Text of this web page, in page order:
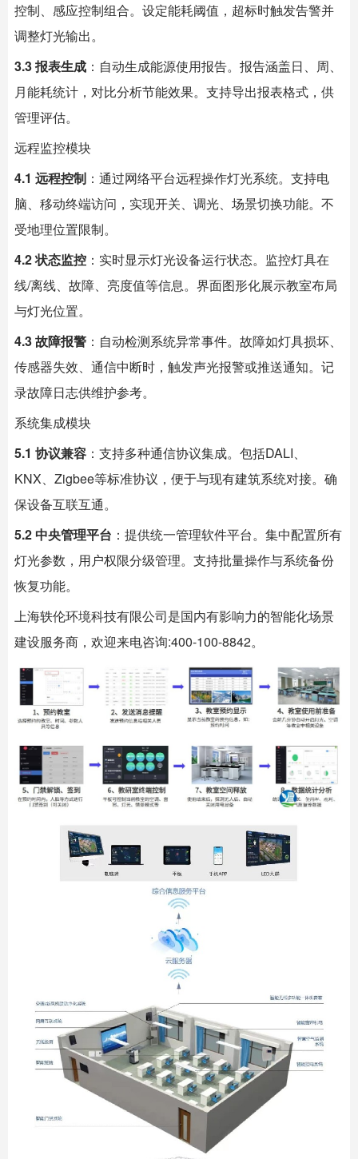
控制、感应控制组合。设定能耗阈值，超标时触发告警并
调整灯光输出。
3.3 报表生成 ：自动生成能源使用报告。报告涵盖日、周、
月能耗统计，对比分析节能效果。支持导出报表格式，供
管理评估。
远程监控模块
4.1 远程控制 ：通过网络平台远程操作灯光系统。支持电
脑、移动终端访问，实现开关、调光、场景切换功能。不
受地理位置限制。
4.2 状态监控 ：实时显示灯光设备运行状态。监控灯具在
线/离线、故障、亮度值等信息。界面图形化展示教室布局
与灯光位置。
4.3 故障报警 ：自动检测系统异常事件。故障如灯具损坏、
传感器失效、通信中断时，触发声光报警或推送通知。记
录故障日志供维护参考。
系统集成模块
5.1 协议兼容 ：支持多种通信协议集成。包括DALI、
KNX、Zigbee等标准协议，便于与现有建筑系统对接。确
保设备互联互通。
5.2 中央管理平台 ：提供统一管理软件平台。集中配置所有
灯光参数，用户权限分级管理。支持批量操作与系统备份
恢复功能。
上海轶伦环境科技有限公司是国内有影响力的智能化场景
建设服务商，欢迎来电咨询:400-100-8842。